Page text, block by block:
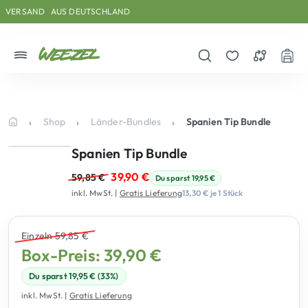
Skip to main content
Direkt zum Inhalt
Weiter zum Footer
VERSAND AUS DEUTSCHLAND
Shop Länder-Bundles Spanien Tip Bundle
Spanien Tip Bundle
59,85€
U
r
r
ü
39,90 €
A
k
e
l
Du sparst19,95€
inkl. MwSt. | Gratis Lieferung13,30€ je 1 Stück
Einzeln 59,85 €
Box-Preis: 39,90 €
Du sparst 19,95 € (33%) 3 von 3 gewählt
inkl. MwSt. | Gratis Lieferung